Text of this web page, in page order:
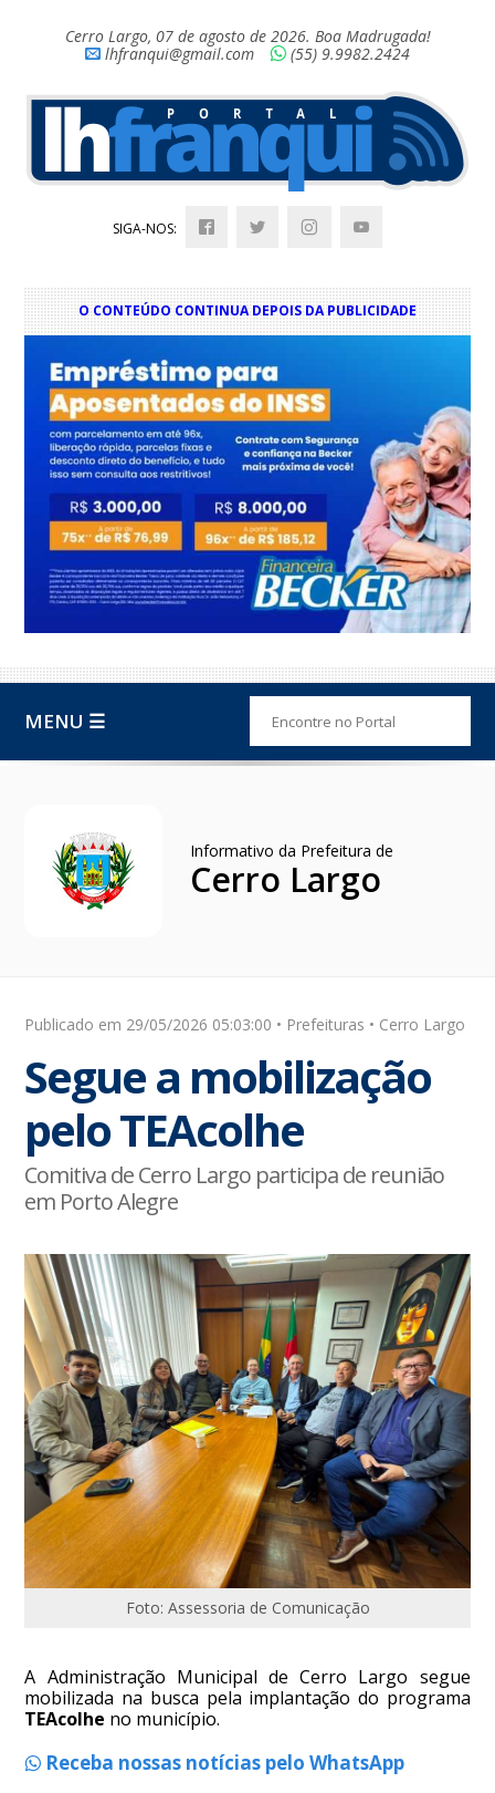
Cerro Largo, 07 de agosto de 2026. Boa Madrugada!
lhfranqui@gmail.com
(55) 9.9982.2424
SIGA-NOS:
O CONTEÚDO CONTINUA DEPOIS DA PUBLICIDADE
MENU ☰
Informativo da Prefeitura de
Cerro Largo
Publicado em 29/05/2026 05:03:00 • Prefeituras • Cerro Largo
Segue a mobilização
pelo TEAcolhe
Comitiva de Cerro Largo participa de reunião
em Porto Alegre
Foto: Assessoria de Comunicação
A Administração Municipal de Cerro Largo segue
mobilizada na busca pela implantação do programa
TEAcolhe no município.
Receba nossas notícias pelo WhatsApp